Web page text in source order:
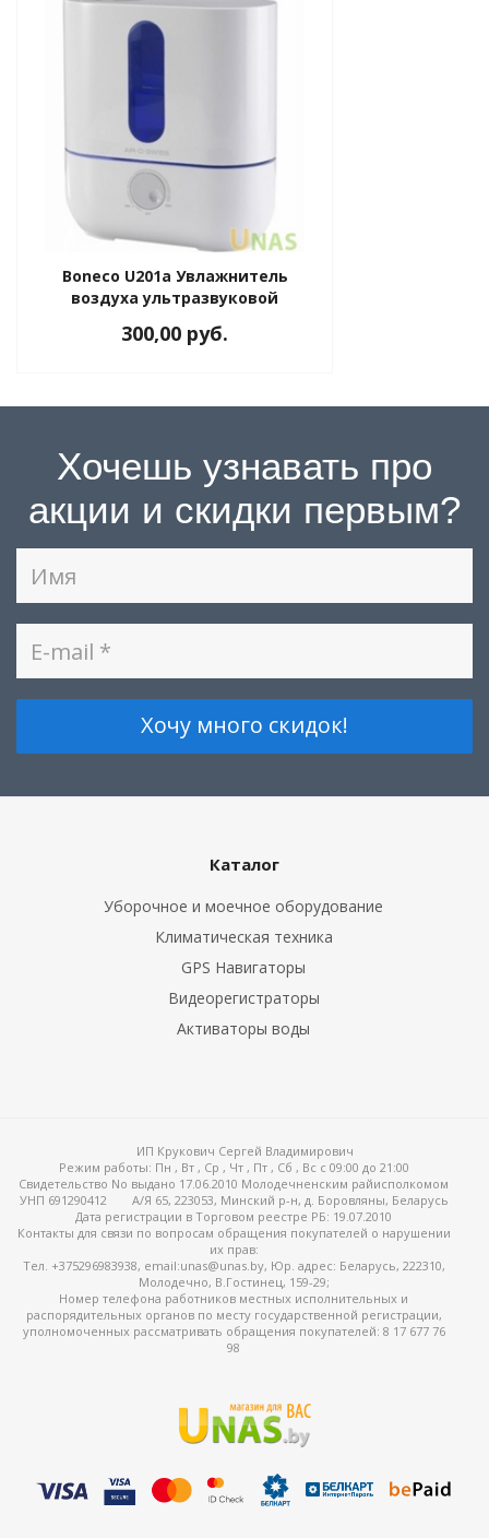
Boneco U201a Увлажнитель
воздуха ультразвуковой
300,00 руб.
Хочешь узнавать про
акции и скидки первым?
Каталог
Уборочное и моечное оборудование
Климатическая техника
GPS Навигаторы
Видеорегистраторы
Активаторы воды
ИП Крукович Сергей Владимирович
Режим работы: Пн , Вт , Ср , Чт , Пт , Сб , Вс c 09:00 до 21:00
Свидетельство No выдано 17.06.2010 Молодечненским райисполкомом
УНП 691290412
А/Я 65, 223053, Минский р-н, д. Боровляны, Беларусь
Дата регистрации в Торговом реестре РБ: 19.07.2010
Контакты для связи по вопросам обращения покупателей о нарушении
их прав:
Тел. +375296983938, email:unas@unas.by, Юр. адрес: Беларусь, 222310,
Молодечно, В.Гостинец, 159-29;
Номер телефона работников местных исполнительных и
распорядительных органов по месту государственной регистрации,
уполномоченных рассматривать обращения покупателей: 8 17 677 76
98